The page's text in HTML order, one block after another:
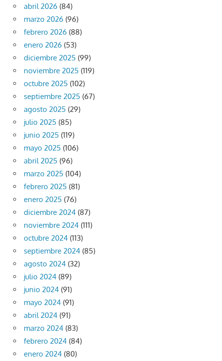
abril 2026 (84)
marzo 2026 (96)
febrero 2026 (88)
enero 2026 (53)
diciembre 2025 (99)
noviembre 2025 (119)
octubre 2025 (102)
septiembre 2025 (67)
agosto 2025 (29)
julio 2025 (85)
junio 2025 (119)
mayo 2025 (106)
abril 2025 (96)
marzo 2025 (104)
febrero 2025 (81)
enero 2025 (76)
diciembre 2024 (87)
noviembre 2024 (111)
octubre 2024 (113)
septiembre 2024 (85)
agosto 2024 (32)
julio 2024 (89)
junio 2024 (91)
mayo 2024 (91)
abril 2024 (91)
marzo 2024 (83)
febrero 2024 (84)
enero 2024 (80)